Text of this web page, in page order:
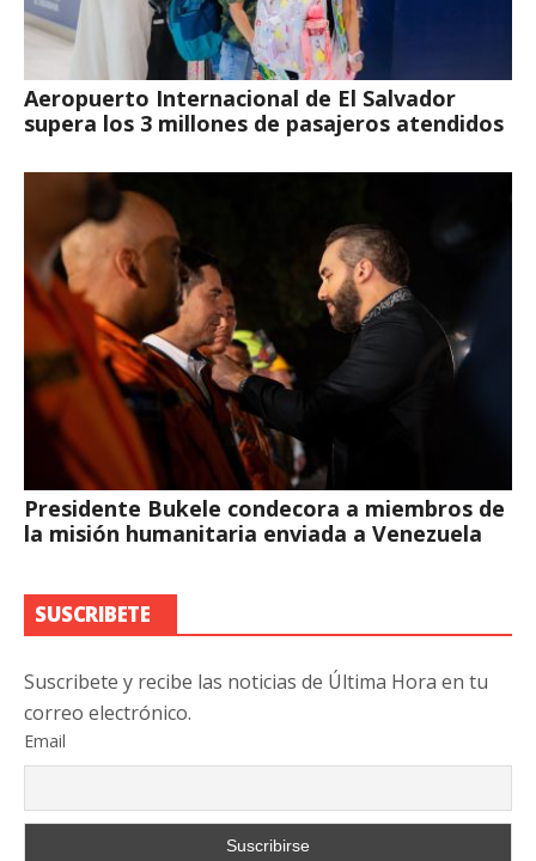
Aeropuerto Internacional de El Salvador
supera los 3 millones de pasajeros atendidos
Presidente Bukele condecora a miembros de
la misión humanitaria enviada a Venezuela
SUSCRIBETE
Suscribete y recibe las noticias de Última Hora en tu
correo electrónico.
Email